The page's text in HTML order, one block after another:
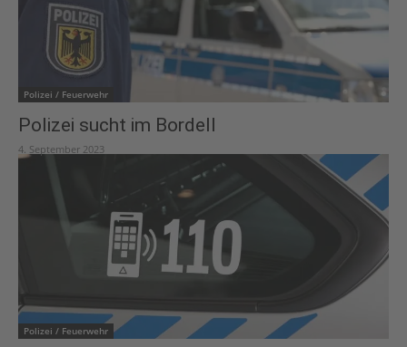
Polizei / Feuerwehr
Polizei sucht im Bordell
4. September 2023
Polizei / Feuerwehr